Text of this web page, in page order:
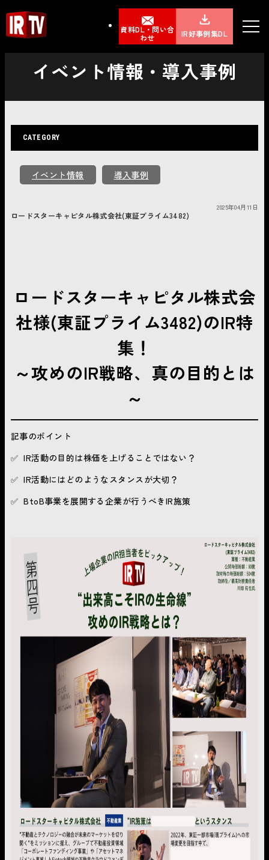
資料DL・問い合
わせ
IR好事例集DL
イベント情報・導入事例
CATEGORY
イベント情報 導入事例
ロードスターキャピタル株式会社(東証プライム3482)
2025年04月11日
ロードスターキャピタル株式会
社様(東証プライム3482)のIR特
集！
～攻めのIR戦略、真の目的とは
～
記事のポイント
✅ IR活動の目的は株価を上げることではない？
✅ IR活動にはどのようなスタンスが大切？
✅ BtoB事業を展開する企業が行うべきIR施策